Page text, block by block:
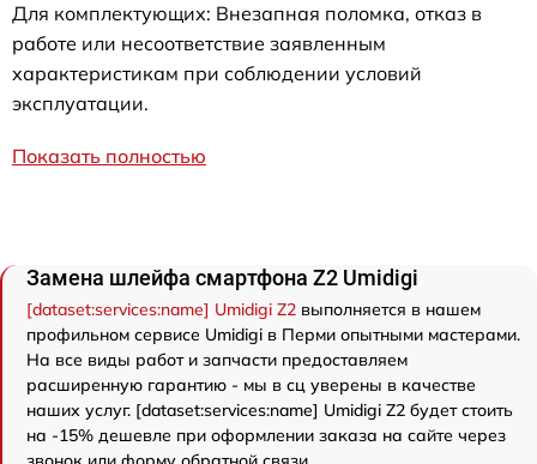
Для комплектующих: Внезапная поломка, отказ в
работе или несоответствие заявленным
характеристикам при соблюдении условий
эксплуатации.
Показать полностью
Замена шлейфа смартфона Z2 Umidigi
[dataset:services:name] Umidigi Z2 выполняется в нашем
профильном сервисе Umidigi в Перми опытными мастерами.
На все виды работ и запчасти предоставляем
расширенную гарантию - мы в сц уверены в качестве
наших услуг. [dataset:services:name] Umidigi Z2 будет стоить
на -15% дешевле при оформлении заказа на сайте через